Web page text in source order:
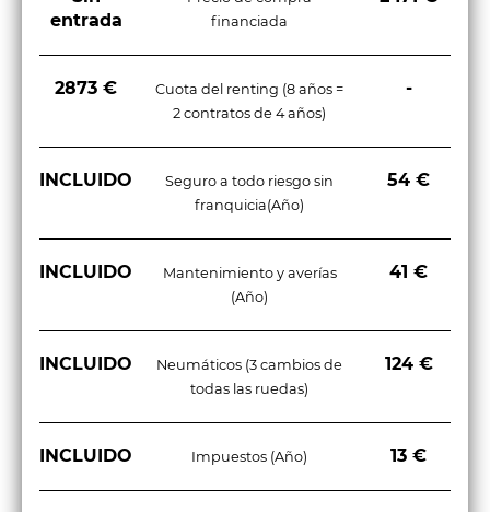
Equipo reparación neumáticos
entrada
financiada
2873 €
Cuota del renting (8 años =
2 contratos de 4 años)
-
INCLUIDO
Seguro a todo riesgo sin
franquicia(Año)
54 €
INCLUIDO
Mantenimiento y averías
(Año)
41 €
INCLUIDO
Neumáticos (3 cambios de
todas las ruedas)
124 €
INCLUIDO Impuestos (Año) 13 €